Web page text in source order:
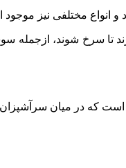
انواع مختلفی نیز
تا سرخ شوند،
که در میان سرآشپزان